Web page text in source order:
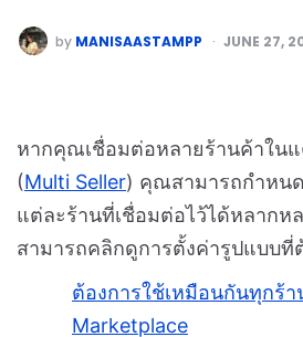
by MANISAASTAMPP JUNE 27,
หากคุณเชื่อมต่อหลายร้านค้าใน
(Multi Seller) คุณสามารถกำหน
แต่ละร้านที่เชื่อมต่อไว้ได้หลากห
สามารถคลิกดูการตั้งค่ารูปแบบที่
ต้องการใช้เหมือนกันทุกร้
Marketplace